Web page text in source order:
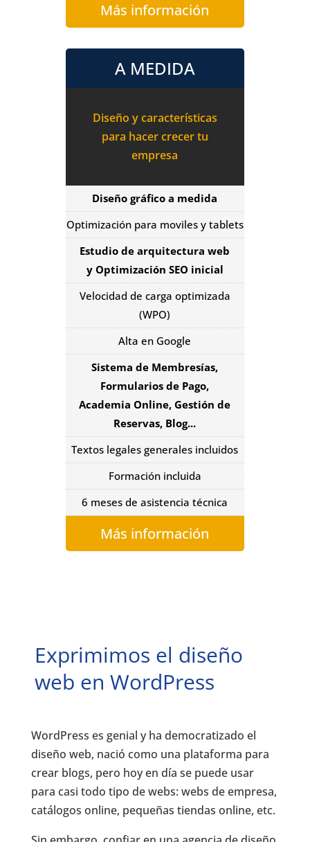
Más información
A MEDIDA
Diseño y características
para hacer crecer tu
empresa
Diseño gráfico a medida
Optimización para moviles y tablets
Estudio de arquitectura web
y Optimización SEO inicial
Velocidad de carga optimizada
(WPO)
Alta en Google
Sistema de Membresías,
Formularios de Pago,
Academia Online, Gestión de
Reservas, Blog...
Textos legales generales incluidos
Formación incluida
6 meses de asistencia técnica
Más información
Exprimimos el diseño
web en WordPress
WordPress es genial y ha democratizado el
diseño web, nació como una plataforma para
crear blogs, pero hoy en día se puede usar
para casi todo tipo de webs: webs de empresa,
catálogos online, pequeñas tiendas online, etc.